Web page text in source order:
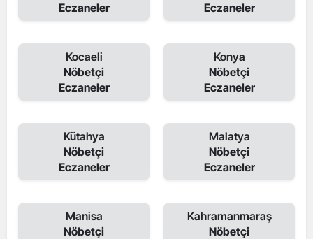
Eczaneler
Eczaneler
Kocaeli
Nöbetçi
Eczaneler
Konya
Nöbetçi
Eczaneler
Kütahya
Nöbetçi
Eczaneler
Malatya
Nöbetçi
Eczaneler
Manisa
Nöbetçi
Kahramanmaraş
Nöbetçi